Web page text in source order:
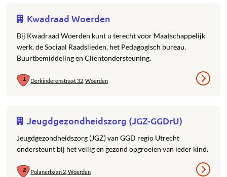
Kwadraad Woerden
Bij Kwadraad Woerden kunt u terecht voor Maatschappelijk
werk, de Sociaal Raadslieden, het Pedagogisch bureau,
Buurtbemiddeling en Cliëntondersteuning.
Derkinderenstraat 32, Woerden
Jeugdgezondheidszorg (JGZ-GGDrU)
Jeugdgezondheidszorg (JGZ) van GGD regio Utrecht
ondersteunt bij het veilig en gezond opgroeien van ieder kind.
Polanerbaan 2, Woerden